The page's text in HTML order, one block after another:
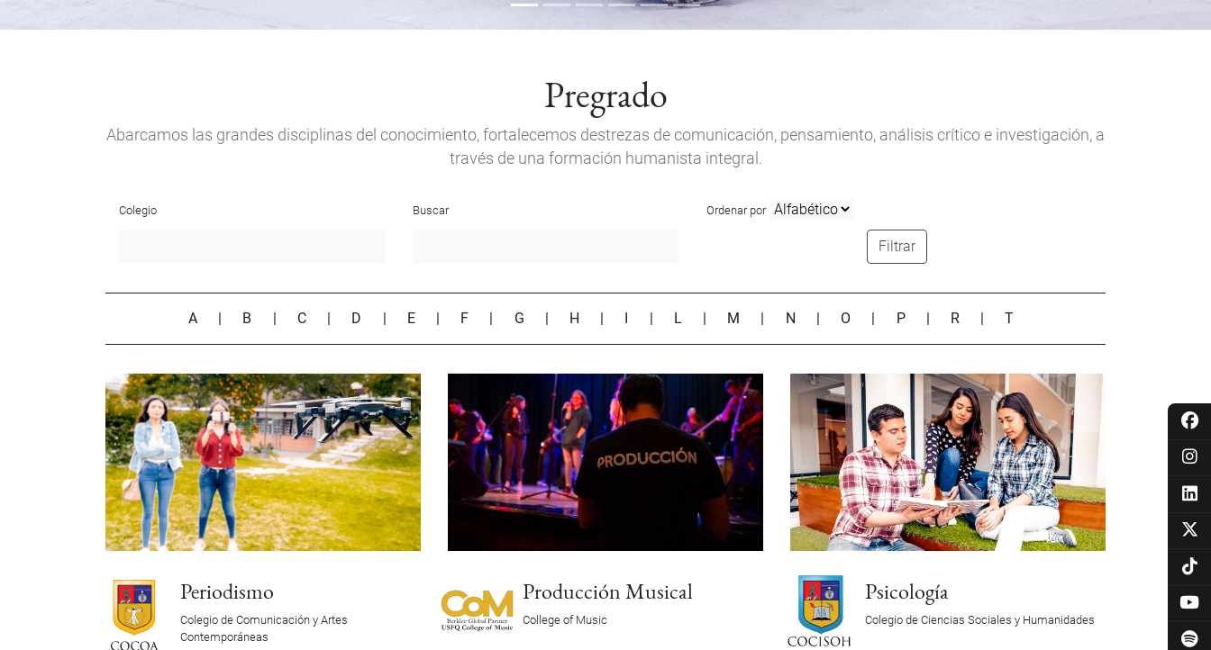
Pregrado
Abarcamos las grandes disciplinas del conocimiento, fortalecemos destrezas de comunicación, pensamiento, análisis crítico e investigación, a
través de una formación humanista integral.
Colegio Buscar Ordenar por
Filtrar
A B C D E F G H L M N O P R |T
Periodismo
Colegio de Comunicación y Artes
Contemporáneas
Producción Musical
College of Music
Psicología
Colegio de Ciencias Sociales y Humanidades